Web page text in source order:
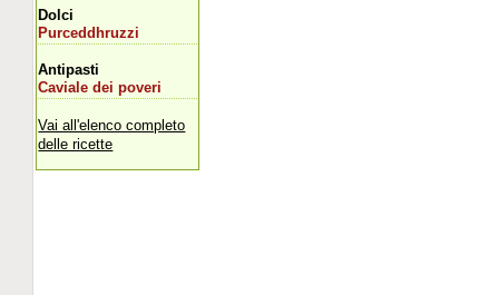
Dolci
Purceddhruzzi
Antipasti
Caviale dei poveri
Vai all'elenco completo
delle ricette